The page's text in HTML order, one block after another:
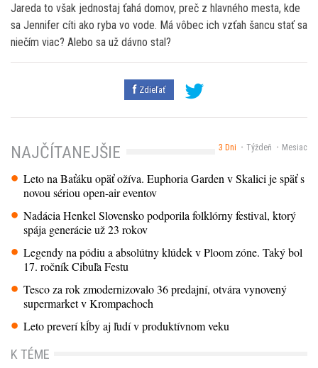
Jareda to však jednostaj ťahá domov, preč z hlavného mesta, kde
sa Jennifer cíti ako ryba vo vode. Má vôbec ich vzťah šancu stať sa
niečím viac? Alebo sa už dávno stal?
Zdieľať
3 Dni Týždeň Mesiac
NAJČÍTANEJŠIE
Leto na Baťáku opäť ožíva. Euphoria Garden v Skalici je späť s
novou sériou open-air eventov
Nadácia Henkel Slovensko podporila folklórny festival, ktorý
spája generácie už 23 rokov
Legendy na pódiu a absolútny klúdek v Ploom zóne. Taký bol
17. ročník Cibuľa Festu
Tesco za rok zmodernizovalo 36 predajní, otvára vynovený
supermarket v Krompachoch
Leto preverí kĺby aj ľudí v produktívnom veku
K TÉME